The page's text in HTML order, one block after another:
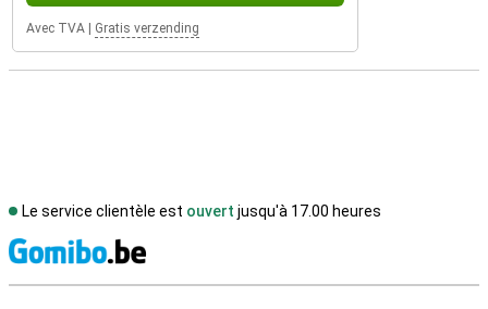
Avec TVA Gratis verzending
Le service clientèle est ouvert jusqu'à 17.00 heures